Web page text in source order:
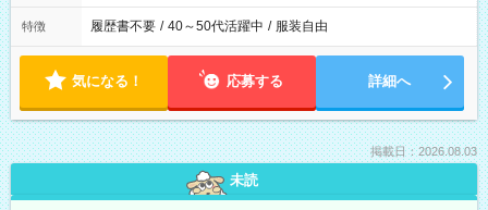
特徴 履歴書不要 / 40～50代活躍中 / 服装自由
気になる！ 応募する 詳細へ
掲載日：2026.08.03
未読